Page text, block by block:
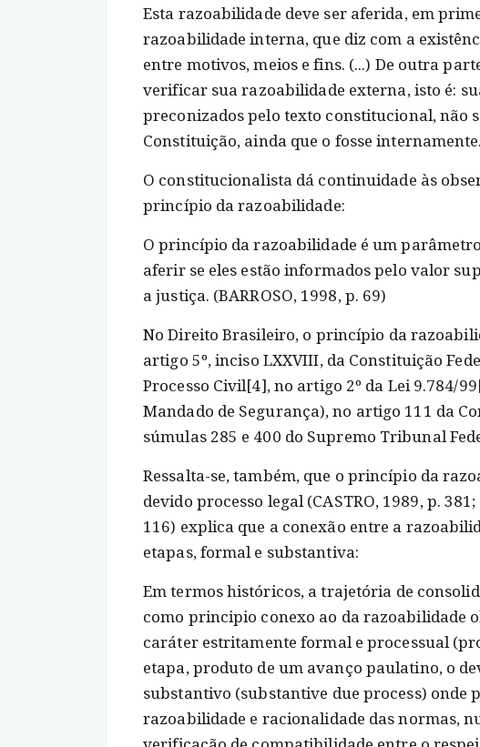
Esta razoabilidade deve ser aferida, em
razoabilidade interna, que diz com a
entre motivos, meios e fins. (...) De outra
verificar sua razoabilidade externa, isto é:
preconizados pelo texto constitucional, não
Constituição, ainda que o fosse
O constitucionalista dá continuidade às
princípio da razoabilidade:
O princípio da razoabilidade é um
aferir se eles estão informados pelo valor
a justiça. (BARROSO, 1998, p. 69)
No Direito Brasileiro, o princípio da
artigo 5º, inciso LXXVIII, da Constituição
Processo Civil[4], no artigo 2º da Lei 9.784/
Mandado de Segurança), no artigo 111 da
súmulas 285 e 400 do Supremo Tribunal
Ressalta-se, também, que o princípio da
devido processo legal (CASTRO, 1989, p.
116) explica que a conexão entre a
etapas, formal e substantiva:
Em termos históricos, a trajetória de
como principio conexo ao da razoabilidade
caráter estritamente formal e processual
etapa, produto de um avanço paulatino, o
substantivo (substantive due process) onde
razoabilidade e racionalidade das normas,